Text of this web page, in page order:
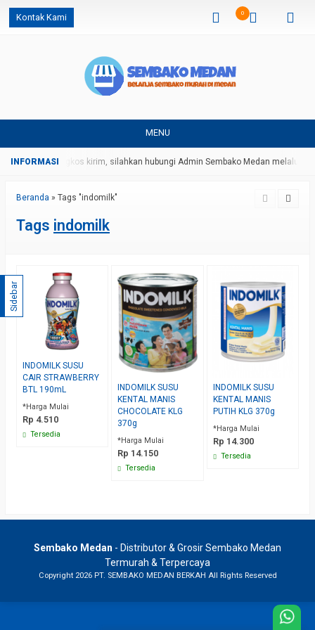
Kontak Kami 0
MENU
harga dan ongkos kirim, silahkan hubungi Admin Sembako Medan melalui
Beranda » Tags "indomilk"
Tags indomilk
INDOMILK SUSU
CAIR STRAWBERRY
BTL 190mL
*Harga Mulai
Rp 4.510
Tersedia
INDOMILK SUSU
KENTAL MANIS
CHOCOLATE KLG
370g
*Harga Mulai
Rp 14.150
Tersedia
INDOMILK SUSU
KENTAL MANIS
PUTIH KLG 370g
*Harga Mulai
Rp 14.300
Tersedia
Sidebar
Sembako Medan - Distributor & Grosir Sembako Medan
Termurah & Terpercaya
Copyright 2026 PT. SEMBAKO MEDAN BERKAH All Rights Reserved